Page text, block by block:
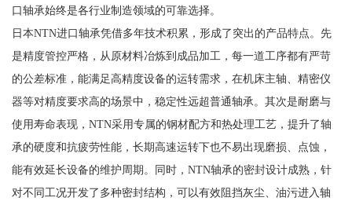
口轴承始终是各行业制造领域的可靠选择。
日本NTN进口轴承凭借多年技术积累，形成了突出的产品特点。先
是精度管控严格，从原材料冶炼到成品加工，每一道工序都有严苛
的公差标准，能满足高精度设备的运转需求，在机床主轴、精密仪
器等对精度要求高的场景中，稳定性远超普通轴承。其次是耐磨与
使用寿命表现，NTN采用专属的钢材配方和热处理工艺，提升了轴
承的硬度和抗疲劳性能，长期高速运转下也不易出现磨损、点蚀，
能有效延长设备的维护周期。同时，NTN轴承的密封设计成熟，针
对不同工况开发了多种密封结构，可以有效阻挡灰尘、油污进入轴